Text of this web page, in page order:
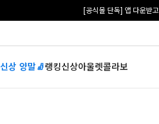
[공식몰 단독] 앱 다운받고
신상 양말🧦랭킹신상아울렛콜라보